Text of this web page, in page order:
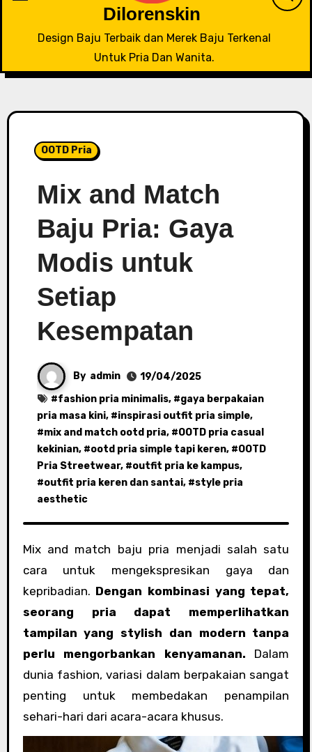
Dilorenskin
Design Baju Terbaik dan Merek Baju Terkenal
Untuk Pria Dan Wanita.
OOTD Pria
Mix and Match
Baju Pria: Gaya
Modis untuk
Setiap
Kesempatan
By admin
19/04/2025
#fashion pria minimalis, #gaya berpakaian
pria masa kini, #inspirasi outfit pria simple,
#mix and match ootd pria, #OOTD pria casual
kekinian, #ootd pria simple tapi keren, #OOTD
Pria Streetwear, #outfit pria ke kampus,
#outfit pria keren dan santai, #style pria
aesthetic
Mix and match baju pria menjadi salah satu
cara untuk mengekspresikan gaya dan
kepribadian. Dengan kombinasi yang tepat,
seorang pria dapat memperlihatkan
tampilan yang stylish dan modern tanpa
perlu mengorbankan kenyamanan. Dalam
dunia fashion, variasi dalam berpakaian sangat
penting untuk membedakan penampilan
sehari-hari dari acara-acara khusus.